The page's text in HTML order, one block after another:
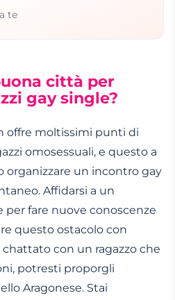
te
città per
gay single?
offre moltissimi punti di
omosessuali, e questo a
organizzare un incontro gay
Affidarsi a un
fare nuove conoscenze
questo ostacolo con
chattato con un ragazzo che
potresti proporgli
Aragonese. Stai